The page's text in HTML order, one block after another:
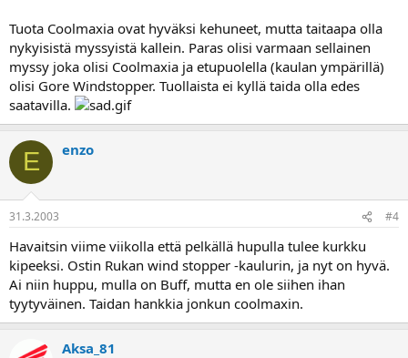
Tuota Coolmaxia ovat hyväksi kehuneet, mutta taitaapa olla
nykyisistä myssyistä kallein. Paras olisi varmaan sellainen
myssy joka olisi Coolmaxia ja etupuolella (kaulan ympärillä)
olisi Gore Windstopper. Tuollaista ei kyllä taida olla edes
saatavilla.
E enzo
31.3.2003 #4
Havaitsin viime viikolla että pelkällä hupulla tulee kurkku
kipeeksi. Ostin Rukan wind stopper -kaulurin, ja nyt on hyvä.
Ai niin huppu, mulla on Buff, mutta en ole siihen ihan
tyytyväinen. Taidan hankkia jonkun coolmaxin.
Aksa_81